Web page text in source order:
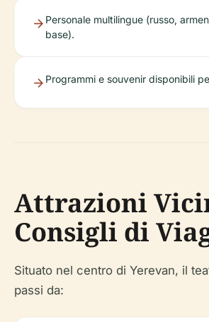
Personale multilingue (russo,
base).
Programmi e souvenir disponibili
Attrazioni
Consigli di
Situato nel centro di Yerevan, il
passi da: